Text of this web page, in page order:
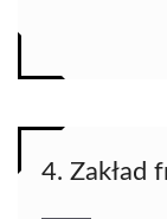
4. Zakład